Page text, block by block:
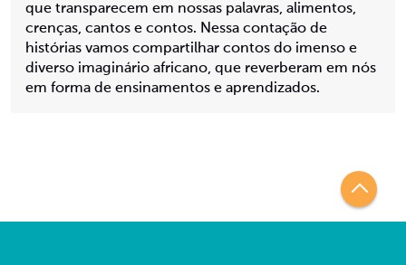
que transparecem em nossas palavras, alimentos,
crenças, cantos e contos. Nessa contação de
histórias vamos compartilhar contos do imenso e
diverso imaginário africano, que reverberam em nós
em forma de ensinamentos e aprendizados.